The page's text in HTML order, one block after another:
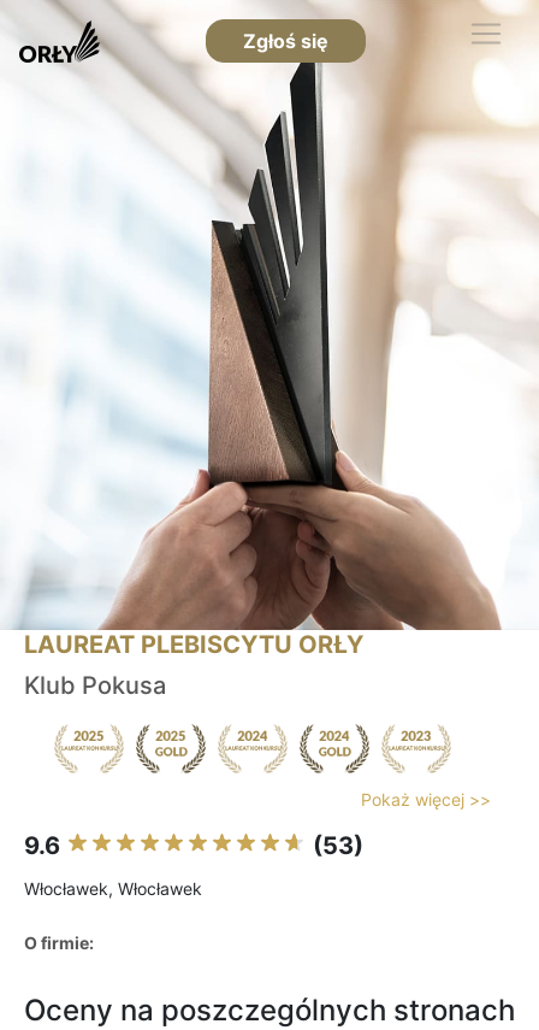
Zgłoś się
LAUREAT PLEBISCYTU ORŁY
Klub Pokusa
Pokaż więcej >>
9.6 (53)
Włocławek, Włocławek
O firmie:
Oceny na poszczególnych stronach